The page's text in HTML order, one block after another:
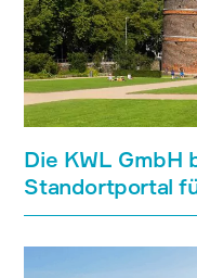
Die KWL GmbH
Standortportal